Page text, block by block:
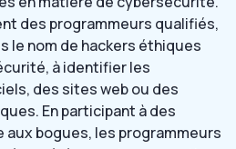
des programmeurs qualifiés,
le nom de hackers éthiques
à identifier les
des sites web ou des
En participant à des
aux bogues, les programmeurs